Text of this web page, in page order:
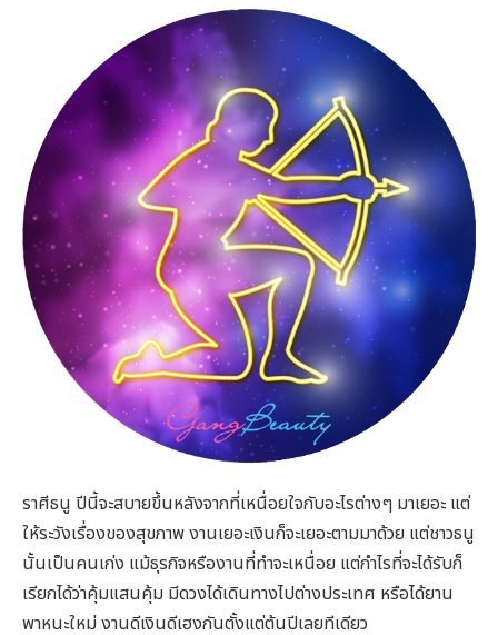
ราศีธนู ปีนี้จะสบายขึ้นหลังจากที่เหนื่อยใจกับอะไรต่างๆ มาเยอะ แต่
ให้ระวังเรื่องของสุขภาพ งานเยอะเงินก็จะเยอะตามมาด้วย แต่ชาวธนู
นั้นเป็นคนเก่ง แม้ธุรกิจหรืองานที่ทำจะเหนื่อย แต่กำไรที่จะได้รับก็
เรียกได้ว่าคุ้มแสนคุ้ม มีดวงได้เดินทางไปต่างประเทศ หรือได้ยาน
พาหนะใหม่ งานดีเงินดีเฮงกันตั้งแต่ต้นปีเลยทีเดียว